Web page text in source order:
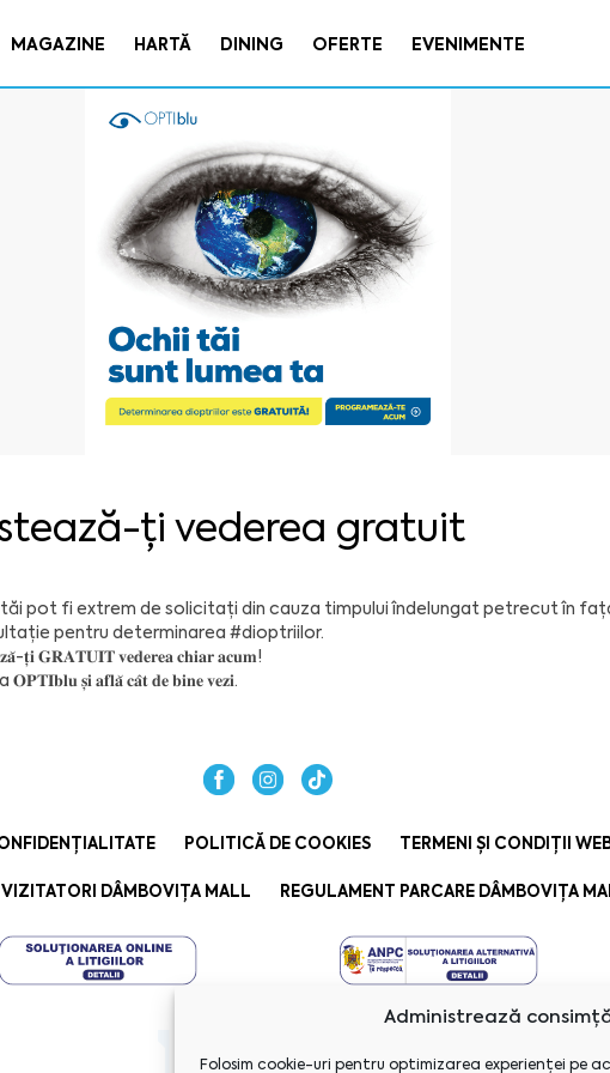
Administrează
Folosim cookie-uri pentru optimizarea experienței pe
MAGAZINE HARTĂ DINING OFERTE EVENIMENTE
ți vederea gratuit
pot fi extrem de solicitați din cauza timpului îndelungat petrecut în
pentru determinarea #dioptriilor.
𝐭̦𝐢 𝐆𝐑𝐀𝐓𝐔𝐈𝐓 𝐯𝐞𝐝𝐞𝐫𝐞𝐚 𝐜𝐡𝐢𝐚𝐫 𝐚𝐜𝐮𝐦!
𝐎𝐏𝐓𝐈𝐛𝐥𝐮𝐬̦𝐢 𝐚𝐟𝐥𝐚̆ 𝐜𝐚̂𝐭 𝐝𝐞 𝐛𝐢𝐧𝐞 𝐯𝐞𝐳𝐢.
POLITICĂ DE COOKIES TERMENI ȘI CONDIȚII
DÂMBOVIȚA MALL REGULAMENT PARCARE DÂMBOVIȚA